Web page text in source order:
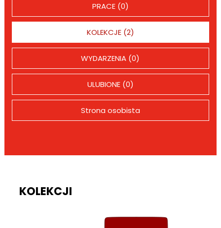
PRACE (0)
KOLEKCJE (2)
WYDARZENIA (0)
ULUBIONE (0)
Strona osobista
KOLEKCJI